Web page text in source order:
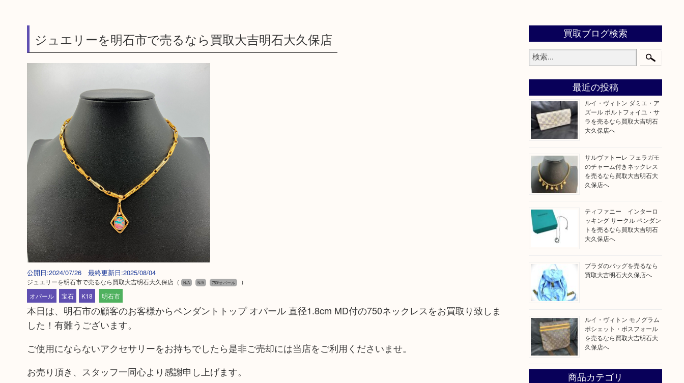
ジュエリーを明石市で売るなら買取大吉明石大久保店
公開日:2024/07/26 最終更新日:2025/08/04
ジュエリーを明石市で売るなら買取大吉明石大久保店（ N/A N/A 750/オパール
）
オパール
宝石 K18 明石市
本日は、明石市の顧客のお客様からペンダントトップ オパール 直径1.8cm MD付の750ネックレスをお買取り致しま
した！有難うございます。
ご使用にならないアクセサリーをお持ちでしたら是非ご売却には当店をご利用くださいませ。
お売り頂き、スタッフ一同心より感謝申し上げます。
買取ブログ検索
最近の投稿
ルイ・ヴィトン ダミエ・ア
ズール ポルトフォイユ・サ
ラを売るなら買取大吉明石
大久保店へ
サルヴァトーレ フェラガモ
のチャーム付きネックレス
を売るなら買取大吉明石大
久保店へ
ティファニー インターロ
ッキング サークル ペンダン
トを売るなら買取大吉明石
大久保店へ
プラダのバッグを売るなら
買取大吉明石大久保店へ
ルイ・ヴィトン モノグラム
ポシェット・ボスフォール
を売るなら買取大吉明石大
久保店へ
商品カテゴリ